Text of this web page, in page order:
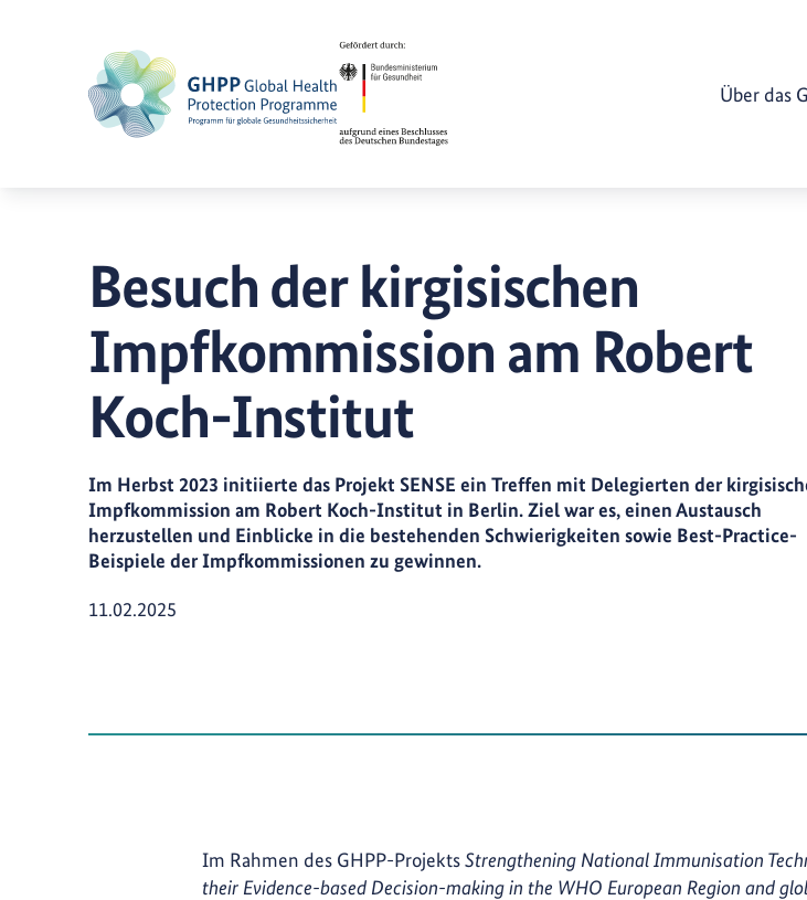
Über das
Besuch der kirgisischen
Impfkommission am Robert
Koch-Institut
Im Herbst 2023 initiierte das Projekt SENSE ein Treffen mit Delegierten der
Impfkommission am Robert Koch-Institut in Berlin. Ziel war es, einen Austausch
herzustellen und Einblicke in die bestehenden Schwierigkeiten sowie Best-Practice-
Beispiele der Impfkommissionen zu gewinnen.
Veröffentlicht am
11.02.2025
Im Rahmen des GHPP-ProjektsStrengthening National Immunisation
their Evidence-based Decision-making in the WHO European Region and